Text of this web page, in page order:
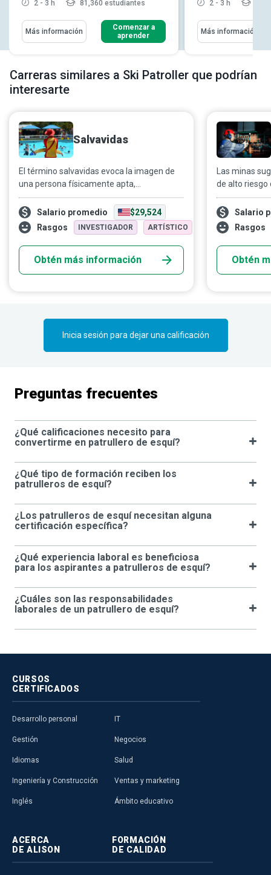
2 - 3 h 81,360 estudiantes
Más información
Comenzar a
aprender
2 - 3 h
Más información
Carreras similares a Ski Patroller que podrían
interesarte
Salvavidas
El término salvavidas evoca la imagen de
una persona físicamente apta,
responsable y experta en natación, que
también sabe cómo garantizar que todos
disfruten su tiempo en el agua.
Salario promedio
$29,524
Rasgos
INVESTIGADOR ARTÍSTICO
Obtén más información
Las minas
de alto
a veces
minero que
extraer
núcleo de la
central que
seguridad
que todas las
Salario
Rasgos
Obtén
Inicia sesión para dejar una calificación
Preguntas frecuentes
¿Qué calificaciones necesito para
convertirme en patrullero de esquí?
¿Qué tipo de formación reciben los
patrulleros de esquí?
¿Los patrulleros de esquí necesitan alguna
certificación específica?
¿Qué experiencia laboral es beneficiosa
para los aspirantes a patrulleros de esquí?
¿Cuáles son las responsabilidades
laborales de un patrullero de esquí?
CURSOS
CERTIFICADOS
Desarrollo personal
Gestión
Idiomas
Ingeniería y Construcción
Inglés
IT
Negocios
Salud
Ventas y marketing
Ámbito educativo
ACERCA
DE ALISON
FORMACIÓN
DE CALIDAD